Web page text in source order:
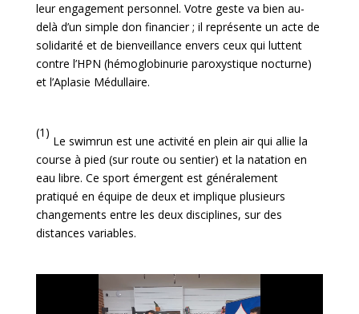
leur engagement personnel. Votre geste va bien au-
delà d’un simple don financier ; il représente un acte de
solidarité et de bienveillance envers ceux qui luttent
contre l’HPN (hémoglobinurie paroxystique nocturne)
et l’Aplasie Médullaire.
(1)
Le swimrun est une activité en plein air qui allie la
course à pied (sur route ou sentier) et la natation en
eau libre. Ce sport émergent est généralement
pratiqué en équipe de deux et implique plusieurs
changements entre les deux disciplines, sur des
distances variables.